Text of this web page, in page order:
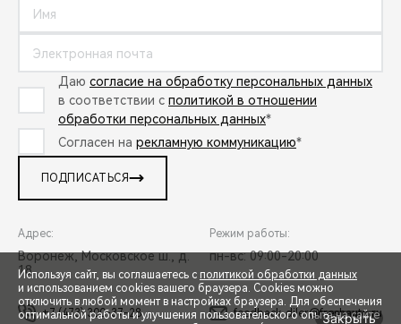
Даю согласие на обработку персональных данных
в соответствии с политикой в отношении
обработки персональных данных*
Согласен на рекламную коммуникацию*
ПОДПИСАТЬСЯ
Адрес:
Воронеж, Московское ш., д.
18
Режим работы:
пн-вс: 09:00-20:00
+7 (473) 300-37-28 feedback_diler@freshauto.ru
Используя сайт, вы соглашаетесь с политикой обработки данных
и использованием cookies вашего браузера. Cookies можно
отключить в любой момент в настройках браузера. Для обеспечения
оптимальной работы и улучшения пользовательского опыта на сайте
Закрыть